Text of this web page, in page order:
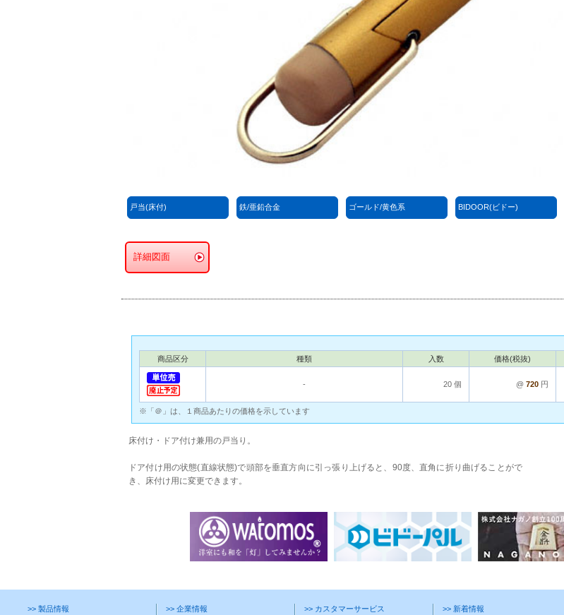
戸当(床付) 鉄/亜鉛合金 ゴールド/黄色系 BIDOOR(ビドー)
詳細図面
商品区分 種類 入数 価格(税抜)
‐ 20 個 @ 720 円
※「＠」は、１商品あたりの価格を示しています
床付け・ドア付け兼用の戸当り。
ドア付け用の状態(直線状態)で頭部を垂直方向に引っ張り上げると、90度、直角に折り曲げることがで
き、床付け用に変更できます。
>> 製品情報 >> 企業情報 >> カスタマーサービス >> 新着情報